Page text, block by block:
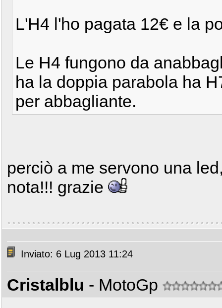
L'H4 l'ho pagata 12€ e la
Le H4 fungono da
ha la doppia parabola ha
per abbagliante.
perciò a me servono una
nota!!! grazie
Inviato: 6 Lug 2013 11:24
Cristalblu - MotoGp